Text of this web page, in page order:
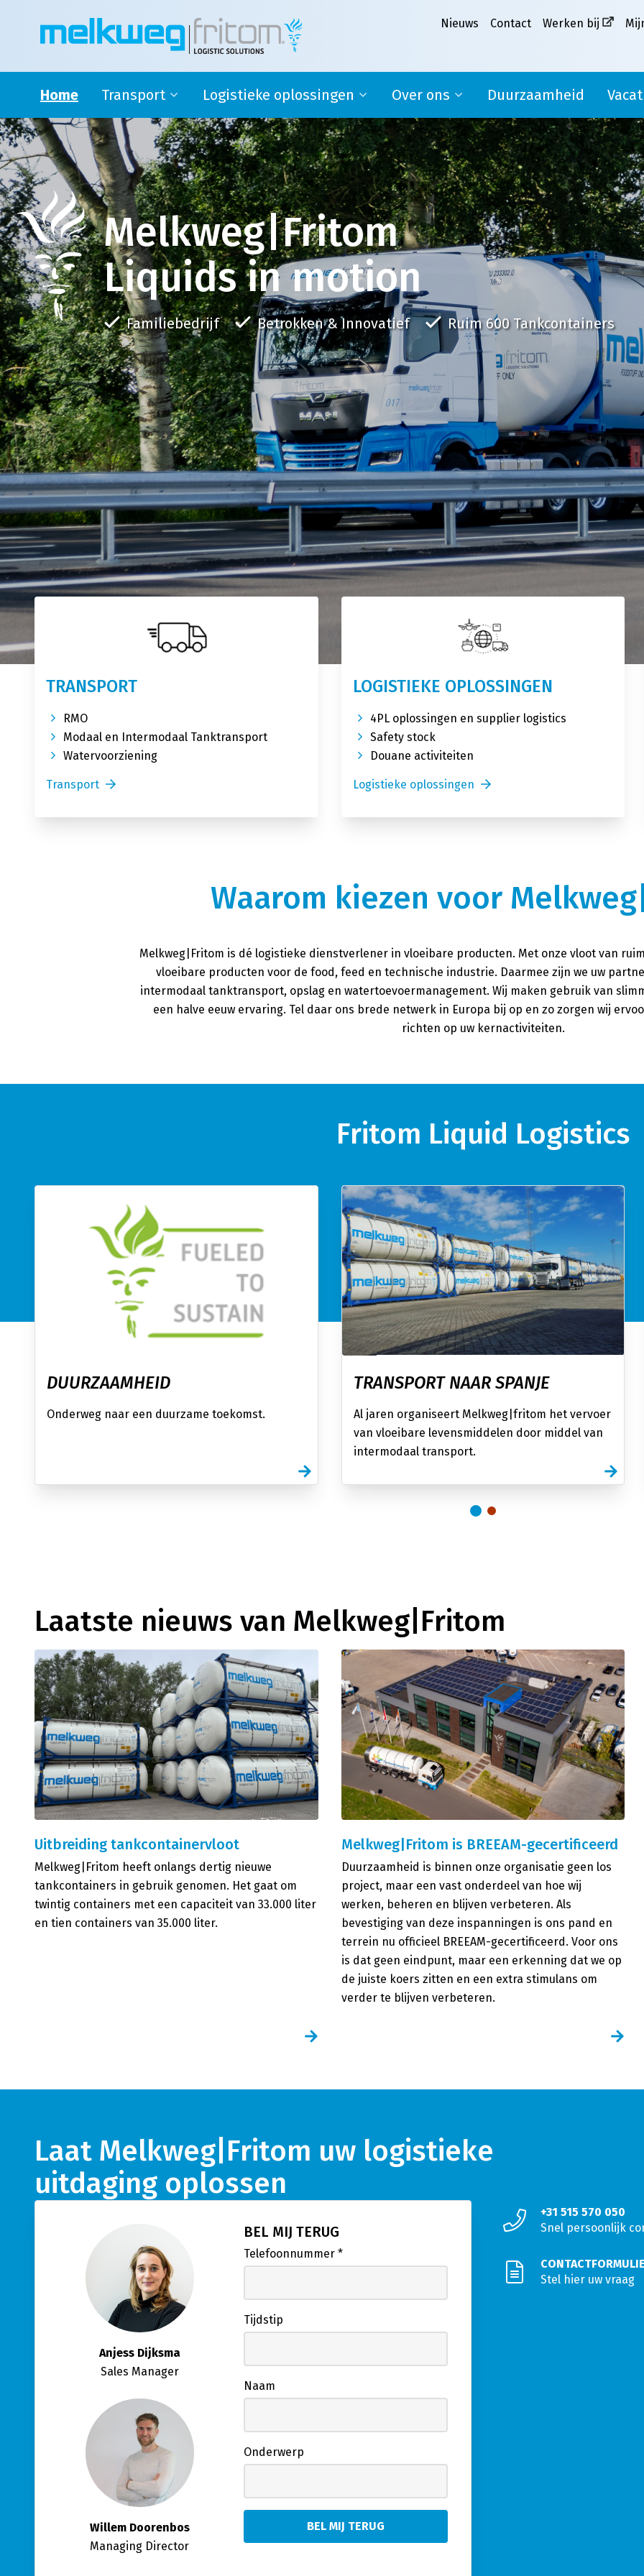
Nieuws Contact Werken bij
Home Transport
Rijdende melkontvangst
Modaal en Intermodaal Tank
transport
Watervoorziening
Transport Engeland
Transport naar Spanje
Transport
Wij zijn uw logistiek specialist voor vloeibare
producten voor food, feed en technische sector.
Logistieke oplossingen
Safety stock
4PL oplossingen en supplier
logistics
Douane activiteiten
Logistieke oplossingen
Ons nauwsluitende netwerk, optimaal uitgerust
materieel en ervaren chauffeurs vormen de perfecte
combinatie voor al uw logistieke wensen.
Over ons
Ons verhaal
Missie, visie en kernwaarden
MVO
Werken bij Melkweg|Fritom
Over ons
We zijn ooit begonnen als kleine rijdende
melkontvangst. Nu is Melkweg|Fritom uitgegroeid
logistiek dienstverlener met intermodaal en
internationaal transport met ruim 600
tankcontainers.
Duurzaamheid
Melkweg|Fritom
Liquids in motion
Familiebedrijf Betrokken & Innovatief Ruim 600 Tankcontainers
TRANSPORT
RMO
Modaal en Intermodaal Tanktransport
Watervoorziening
Transport
LOGISTIEKE OPLOSSINGEN
4PL oplossingen en supplier logistics
Safety stock
Douane activiteiten
Logistieke oplossingen
Waarom kiezen voor
Melkweg|Fritom is dé logistieke dienstverlener in vloeibare producten. Met onze vloot van
vloeibare producten voor de food, feed en technische industrie. Daarmee zijn we uw
intermodaal tanktransport, opslag en watertoevoermanagement. Wij maken gebruik van
een halve eeuw ervaring. Tel daar ons brede netwerk in Europa bij op en zo zorgen wij
richten op uw kernactiviteiten.
Fritom Liquid Logistics
DUURZAAMHEID
Onderweg naar een duurzame toekomst.
TRANSPORT NAAR SPANJE
Al jaren organiseert Melkweg|fritom het vervoer
van vloeibare levensmiddelen door middel van
intermodaal transport.
Laatste nieuws van Melkweg|Fritom
Uitbreiding tankcontainervloot
Melkweg|Fritom heeft onlangs dertig nieuwe
tankcontainers in gebruik genomen. Het gaat om
twintig containers met een capaciteit van 33.000 liter
en tien containers van 35.000 liter.
Melkweg|Fritom is BREEAM-gecertificeerd
Duurzaamheid is binnen onze organisatie geen los
project, maar een vast onderdeel van hoe wij
werken, beheren en blijven verbeteren. Als
bevestiging van deze inspanningen is ons pand en
terrein nu officieel BREEAM-gecertificeerd. Voor ons
is dat geen eindpunt, maar een erkenning dat we op
de juiste koers zitten en een extra stimulans om
verder te blijven verbeteren.
Laat Melkweg|Fritom uw logistieke
uitdaging oplossen
Anjess Dijksma
Sales Manager
Willem Doorenbos
Managing Director
BEL MIJ TERUG
Telefoonnummer*
Tijdstip
Naam
Onderwerp
+31 515 570 050
Snel persoonlijk
Stel hier uw vraag